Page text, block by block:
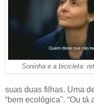
Soninha e a bicicleta:
suas duas filhas. Uma
“bem ecológica". “Ou tá